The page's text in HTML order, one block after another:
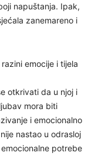
napuštanja. Ipak,
zanemareno i
emocije i tijela
otkrivati da u njoj i
mora biti
i emocionalno
nastao u odrasloj
potrebe